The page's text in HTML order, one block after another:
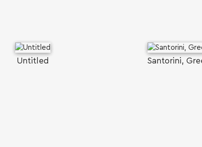
Untitled Santorini,